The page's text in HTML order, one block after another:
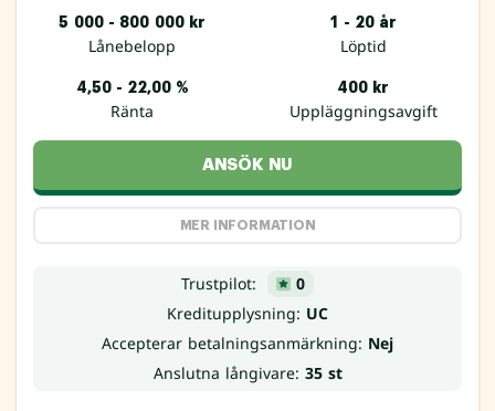
5 000 - 800 000 kr
Lånebelopp
1 - 20 år
Löptid
4,50 - 22,00 %
Ränta
400 kr
Uppläggningsavgift
ANSÖK NU
MER INFORMATION
Trustpilot:
0
Kreditupplysning: UC
Accepterar betalningsanmärkning: Nej
Anslutna långivare: 35 st